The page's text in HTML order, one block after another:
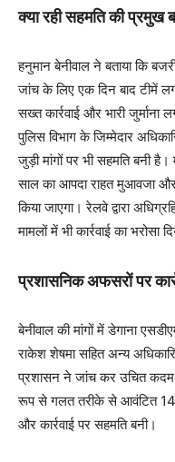
क्या रही सहमति की प्रमुख
हनुमान बेनीवाल ने बताया कि
जांच के लिए एक दिन बाद टीमें
सख्त कार्रवाई और भारी
पुलिस विभाग के जिम्मेदार
जुड़ी मांगों पर भी सहमति बनी
साल का आपदा राहत मुआवजा और
किया जाएगा। रेलवे द्वारा
मामलों में भी कार्रवाई का भरोसा
प्रशासनिक अफसरों पर
बेनीवाल की मांगों में डेगाना
राकेश शेषमा सहित अन्य
प्रशासन ने जांच कर उचित कदम
रूप से गलत तरीके से आवंटित 14
और कार्रवाई पर सहमति बनी।